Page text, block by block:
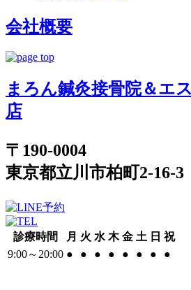
会社概要
まろん鍼灸接骨院＆エ
店
〒190-0004
東京都立川市柏町2-16-3
診療時間 月 火 水 木 金 土 日 祝
9:00～20:00 ● ● ● ● ● ● ● ●